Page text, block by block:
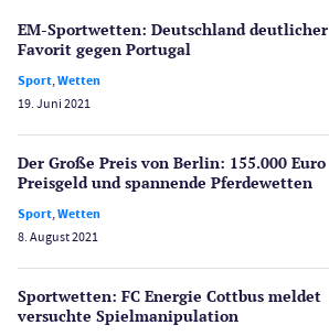
Lotterie
Poker
Schlagzeilen
Spiele
Spielerschutz
PayPal Casinos
Merkur Casinos
Spielautomaten
Casino Testberichte
EM-Sportwetten: Deutschland deutlicher
Favorit gegen Portugal
Sport,Wetten
19. Juni 2021
Der Große Preis von Berlin: 155.000 Euro
Preisgeld und spannende Pferdewetten
Sport,Wetten
8. August 2021
Sportwetten: FC Energie Cottbus meldet
versuchte Spiel­manipulation